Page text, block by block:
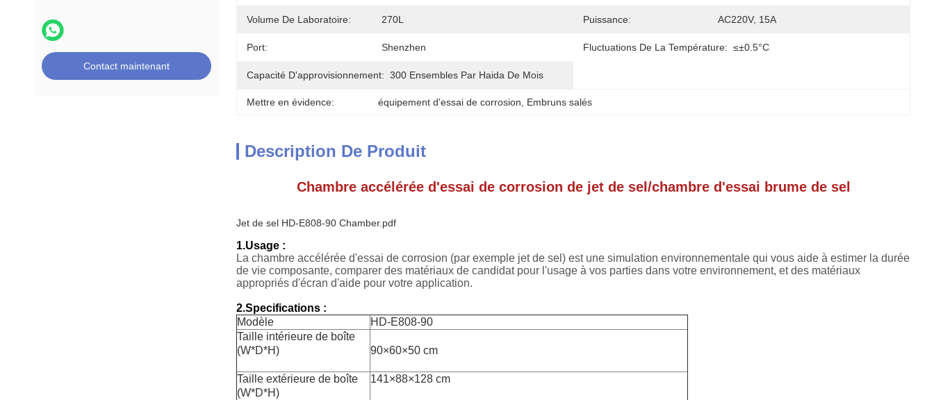
Contact maintenant
Volume De Laboratoire: 270L Puissance: AC220V, 15A
Port: Shenzhen Fluctuations De La Température: ≤±0.5°C
Capacité D'approvisionnement: 300 Ensembles Par Haida De Mois
Mettre en évidence: équipement d'essai de corrosion Embruns salés
Description De Produit
Chambre accélérée d'essai de corrosion de jet de sel/chambre d'essai brume de sel
Jet de sel HD-E808-90 Chamber.pdf
1.Usage :
La chambre accélérée d'essai de corrosion (par exemple jet de sel) est une simulation environnementale qui vous aide à estimer la durée
de vie composante, comparer des matériaux de candidat pour l'usage à vos parties dans votre environnement, et des matériaux
appropriés d'écran d'aide pour votre application.
2.Specifications :
Modèle
HD-E808-90
Taille intérieure de boîte
(W*D*H)
90×60×50 cm
Taille extérieure de boîte
(W*D*H)
141×88×128 cm